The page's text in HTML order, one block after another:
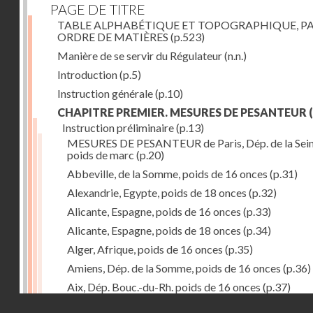
PAGE DE TITRE
TABLE ALPHABÉTIQUE ET TOPOGRAPHIQUE,
ORDRE DE MATIÈRES (p.523)
Manière de se servir du Régulateur(n.n.)
Introduction(p.5)
Instruction générale(p.10)
CHAPITRE PREMIER. MESURES DE PESANTEUR
Instruction préliminaire(p.13)
MESURES DE PESANTEUR de Paris, Dép. de la
poids de marc (p.20)
Abbeville, de la Somme, poids de 16 onces (p.31)
Alexandrie, Egypte, poids de 18 onces (p.32)
Alicante, Espagne, poids de 16 onces (p.33)
Alicante, Espagne, poids de 18 onces (p.34)
Alger, Afrique, poids de 16 onces (p.35)
Amiens, Dép. de la Somme, poids de 16 onces (p.36)
Aix, Dép. Bouc.-du-Rh. poids de 16 onces (p.37)